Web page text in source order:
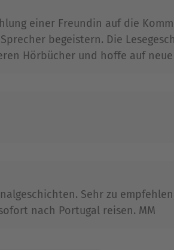
der erfolgreichsten
Ausblenden
einer Freundin auf die
begeistern. Die
Hörbücher und hoffe auf
Sehr zu
nach Portugal reisen. MM